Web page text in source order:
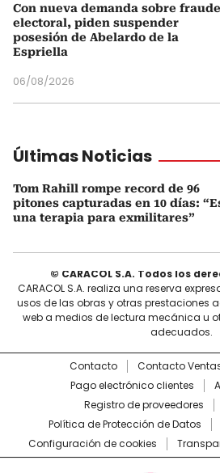
Con nueva demanda sobre fraude
electoral, piden suspender
posesión de Abelardo de la
Espriella
06/08/2026
Últimas Noticias
Tom Rahill rompe record de 96
pitones capturadas en 10 días:
una terapia para exmilitares”
© CARACOL S.A. Todos los
CARACOL S.A. realiza una reserva
usos de las obras y otras prestaciones
web a medios de lectura mecánica u
adecuados.
Contacto Contacto
Pago electrónico clientes
Registro de proveedores
Política de Protección de Datos
Configuración de cookies